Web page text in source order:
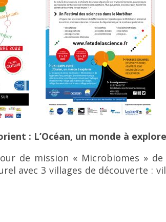
: L’Océan, un monde à
de mission « Microbiomes »
avec 3 villages de découverte :